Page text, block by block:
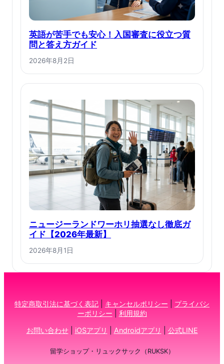
英語が苦手でも安心！入国審査に役立つ質
問と答え方ガイド
2026年8月2日
ニュージーランドワーホリ抽選なし徹底ガ
イド【2026年最新】
2026年8月1日
特定商取引法に基づく表記 キャンセルポリシー
プライバシ
ーポリシー
利用規約
お問い合わせ| iOSアプリ Androidアプリ 公式LINE
留学ショップ・リュックサック（RUKSK）